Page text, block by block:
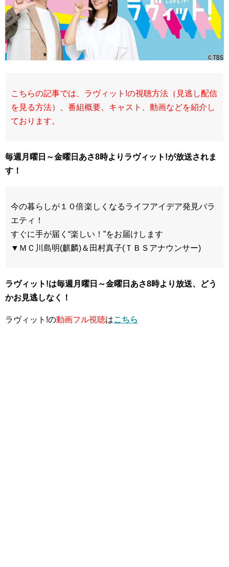
こちらの記事では、ラヴィット!の視聴方法（見逃し配信
を見る方法）、番組概要、キャスト、動画などを紹介し
ております。
毎週月曜日～金曜日あさ8時よりラヴィット!が放送されま
す！
今の暮らしが１０倍楽しくなるライフアイデア発見バラ
エティ！
すぐに手が届く“楽しい！”をお届けします
▼ＭＣ川島明(麒麟)＆田村真子(ＴＢＳアナウンサー)
ラヴィット!は毎週月曜日～金曜日あさ8時より放送、どう
かお見逃しなく！
ラヴィット!の動画フル視聴はこちら